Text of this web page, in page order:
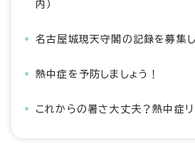
内）
名古屋城現天守閣の記録を募集
熱中症を予防しましょう！
これからの暑さ大丈夫？熱中症リ